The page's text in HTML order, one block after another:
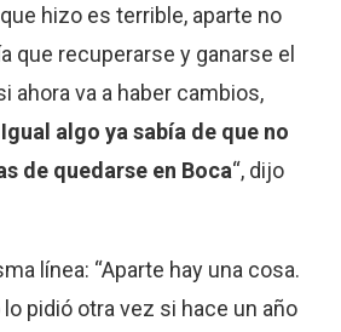
hizo es terrible, aparte no
que recuperarse y ganarse el
ahora va a haber cambios,
Igual algo ya sabía de que no
de quedarse en Boca“, dijo
línea: “Aparte hay una cosa.
pidió otra vez si hace un año